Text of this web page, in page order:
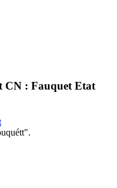
CN : Fauquet Etat